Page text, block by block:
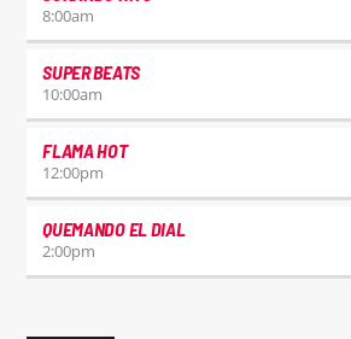
8:00am
SUPER BEATS
10:00am
FLAMA HOT
12:00pm
QUEMANDO EL DIAL
2:00pm